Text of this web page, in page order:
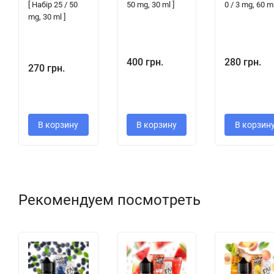
[ Набір 25 / 50
mg, 30 ml ]
270 грн.
В корзину
50 mg, 30 ml ]
400 грн.
В корзину
0 / 3 mg, 60
280 грн.
В
Рекомендуем посмотреть